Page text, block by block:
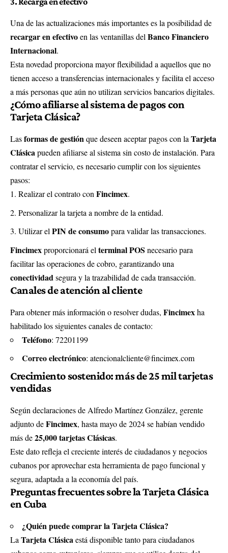
Una de las actualizaciones más importantes es la posibilidad de
recargar en efectivoen las ventanillas del Banco Financiero
Internacional.
Esta novedad proporciona mayor flexibilidad a aquellos que no
tienen acceso a transferencias internacionales y facilita el acceso
a más personas que aún no utilizan servicios bancarios digitales.
¿Cómo afiliarse al sistema de pagos con
Tarjeta Clásica?
Lasformas de gestiónque deseen aceptar pagos con la Tarjeta
Clásicapueden afiliarse al sistema sin costo de instalación. Para
contratar el servicio, es necesario cumplir con los siguientes
pasos:
Realizar el contrato con Fincimex.
Personalizar la tarjeta a nombre de la entidad.
Utilizar el PIN de consumopara validar las transacciones.
Fincimexproporcionará el terminal POS necesario para
facilitar las operaciones de cobro, garantizando una
conectividadsegura y la trazabilidad de cada transacción.
Canales de atención al cliente
Para obtener más información o resolver dudas, Fincimexha
habilitado los siguientes canales de contacto:
Teléfono: 72201199
Correo electrónico: atencionalcliente@fincimex.com
Crecimiento sostenido: más de 25 mil tarjetas
vendidas
Según declaraciones de Alfredo Martínez González, gerente
adjunto deFincimex, hasta mayo de 2024 se habían vendido
más de25,000 tarjetas Clásicas.
Este dato refleja el creciente interés de ciudadanos y negocios
cubanos por aprovechar esta herramienta de pago funcional y
segura, adaptada a la economía del país.
Preguntas frecuentes sobre la Tarjeta Clásica
en Cuba
¿Quién puede comprar la Tarjeta Clásica?
La Tarjeta Clásicaestá disponible tanto para ciudadanos